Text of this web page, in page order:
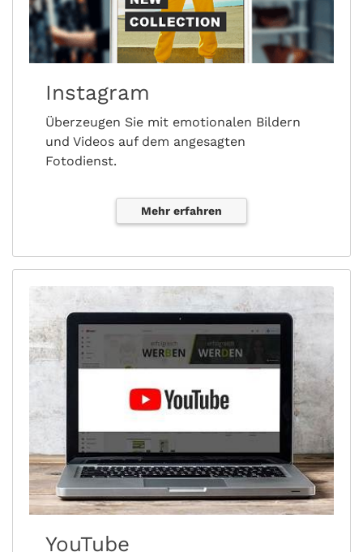
Instagram
Überzeugen Sie mit emotionalen Bildern
und Videos auf dem angesagten
Fotodienst.
Mehr erfahren
YouTube